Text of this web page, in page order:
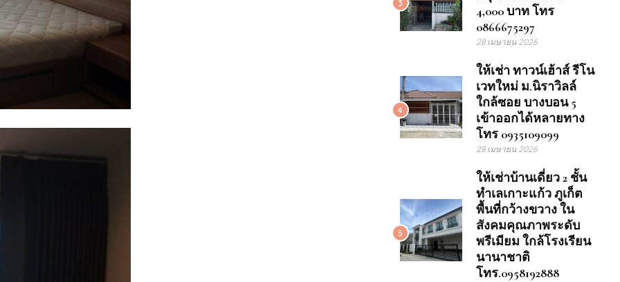
3
4,000 บาท โทร
0866675297
28 เมษายน 2026
4
ให้เช่า ทาวน์เฮ้าส์ รีโน
เวทใหม่ ม.นิราวิลล์
ใกล้ซอย บางบอน 5
เข้าออกได้หลายทาง
โทร 0935109099
28 เมษายน 2026
5
ให้เช่าบ้านเดี่ยว 2 ชั้น
ทำเลเกาะแก้ว ภูเก็ต
พื้นที่กว้างขวาง ใน
สังคมคุณภาพระดับ
พรีเมียม ใกล้โรงเรียน
นานาชาติ
โทร.0958192888